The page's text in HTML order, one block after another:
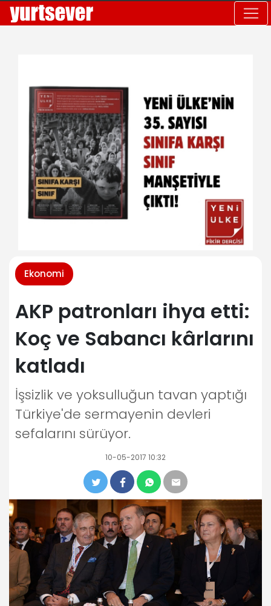
Ekonomi
AKP patronları ihya etti:
Koç ve Sabancı kârlarını
katladı
İşsizlik ve yoksulluğun tavan yaptığı
Türkiye'de sermayenin devleri
sefalarını sürüyor.
10-05-2017 10:32